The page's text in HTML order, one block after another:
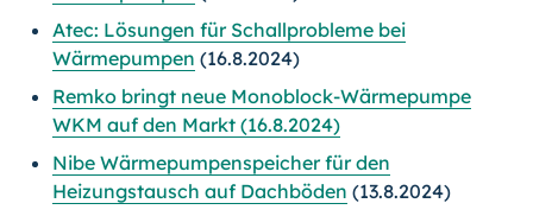
Atec: Lösungen für Schallprobleme bei
Wärmepumpen (16.8.2024)
Remko bringt neue Monoblock-Wärmepumpe
WKM auf den Markt (16.8.2024)
Nibe Wärmepumpenspeicher für den
Heizungstausch auf Dachböden (13.8.2024)